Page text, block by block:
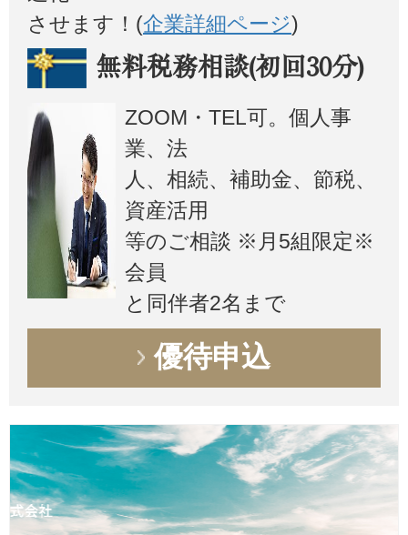
させます！(企業詳細ページ)
無料税務相談(初回30分)
ZOOM・TEL可。個人事
業、法
人、相続、補助金、節税、
資産活用
等のご相談 ※月5組限定※
会員
と同伴者2名まで
優待申込